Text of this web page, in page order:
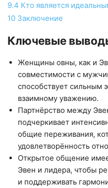
9.4 Кто является
10 Заключение
Ключевые
Женщины овны, как и
совместимости с
способствует сильным
взаимному уважению.
Партнёрство между
подчеркивает
общие переживания,
удовлетворённость
Открытое общение
Эвен и лидера, чтобы
и поддерживать